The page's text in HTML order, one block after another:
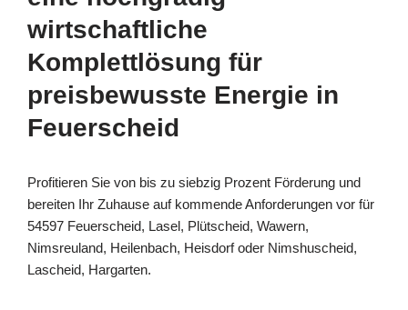
wirtschaftliche
Komplettlösung für
preisbewusste Energie in
Feuerscheid
Profitieren Sie von bis zu siebzig Prozent Förderung und
bereiten Ihr Zuhause auf kommende Anforderungen vor für
54597 Feuerscheid, Lasel, Plütscheid, Wawern,
Nimsreuland, Heilenbach, Heisdorf oder Nimshuscheid,
Lascheid, Hargarten.